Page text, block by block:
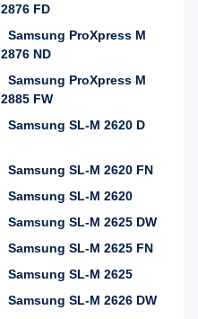
2876 FD
Samsung ProXpress M
2876 ND
Samsung ProXpress M
2885 FW
Samsung SL-M 2620 D
Samsung SL-M 2620 FN
Samsung SL-M 2620
Samsung SL-M 2625 DW
Samsung SL-M 2625 FN
Samsung SL-M 2625
Samsung SL-M 2626 DW